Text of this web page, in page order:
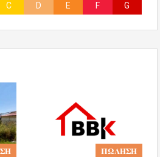
C D E F G
𝚷𝛀𝚲𝚮𝚺𝚮